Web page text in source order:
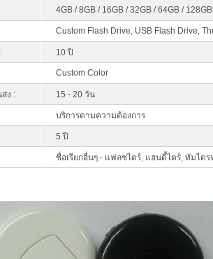
4GB / 8GB / 16GB / 32GB / 64GB /
Custom Flash Drive, USB Flash Drive,
10 ปี
Custom Color
ง : 15 - 20 วัน
บริการตามความต้องการ
5 ปี
ชื่อเรียกอื่นๆ - แฟลชไดร์, แฮนดี้ไดร์, ทัมได